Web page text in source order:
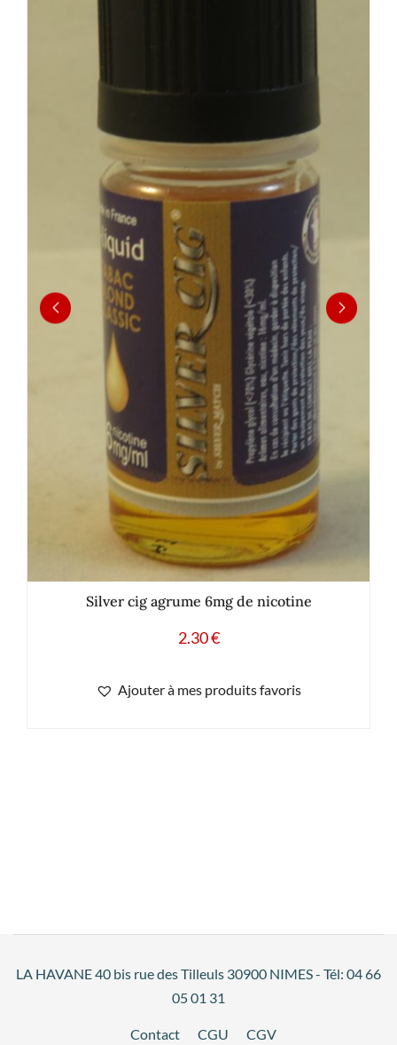
Silver cig agrume 6mg de nicotine
2.30€
Ajouter à mes produits favoris
LA HAVANE 40 bis rue des Tilleuls 30900 NIMES - Tél: 04 66
05 01 31
Contact CGU CGV